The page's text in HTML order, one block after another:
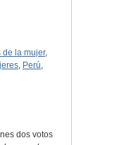
de la mujer,
, Perú,
dos votos